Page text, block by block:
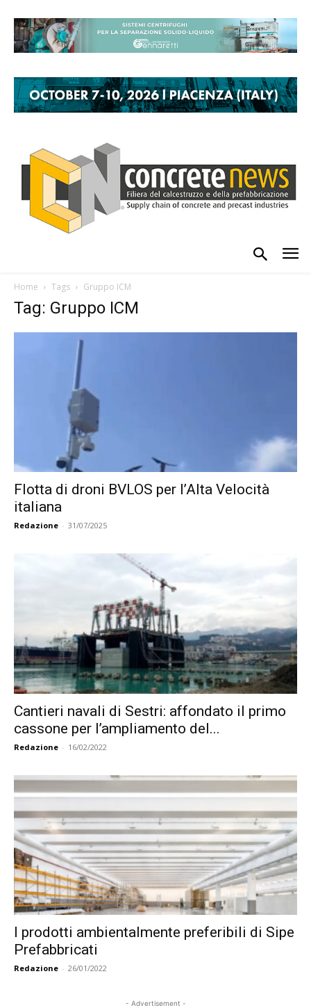
Home Tags Gruppo ICM
Tag: Gruppo ICM
Flotta di droni BVLOS per l’Alta Velocità
italiana
Redazione - 31/07/2025
Cantieri navali di Sestri: affondato il primo
cassone per l’ampliamento del...
Redazione - 16/02/2022
I prodotti ambientalmente preferibili di Sipe
Prefabbricati
Redazione - 26/01/2022
- Advertisement -